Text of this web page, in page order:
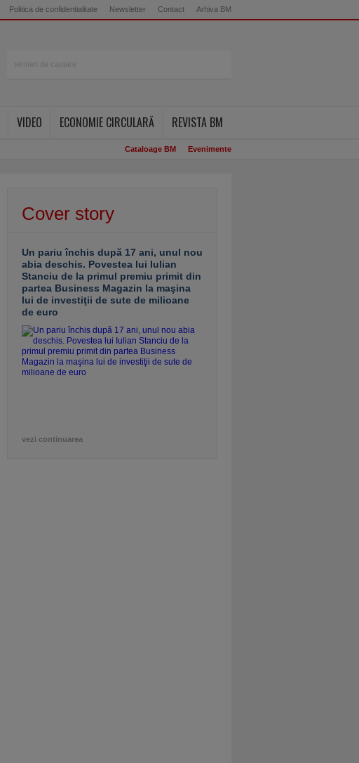
Politica de confidentialitate Newsletter Contact Arhiva BM
VIDEO ECONOMIE CIRCULARĂ REVISTA BM
Cataloage BM Evenimente
Cover story
Un pariu închis după 17 ani, unul nou
abia deschis. Povestea lui Iulian
Stanciu de la primul premiu primit din
partea Business Magazin la maşina
lui de investiţii de sute de milioane
de euro
vezi continuarea